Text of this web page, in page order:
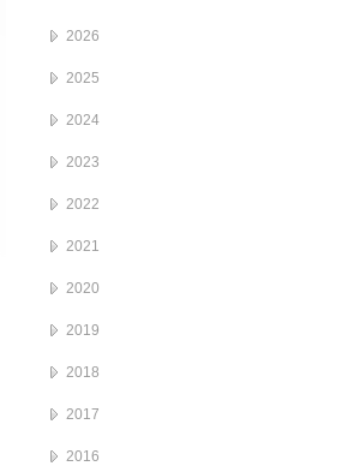
2026
2025
2024
2023
2022
2021
2020
2019
2018
2017
2016